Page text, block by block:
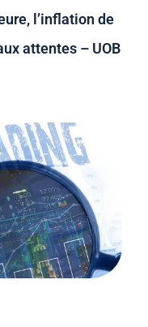
l’inflation de
attentes – UOB